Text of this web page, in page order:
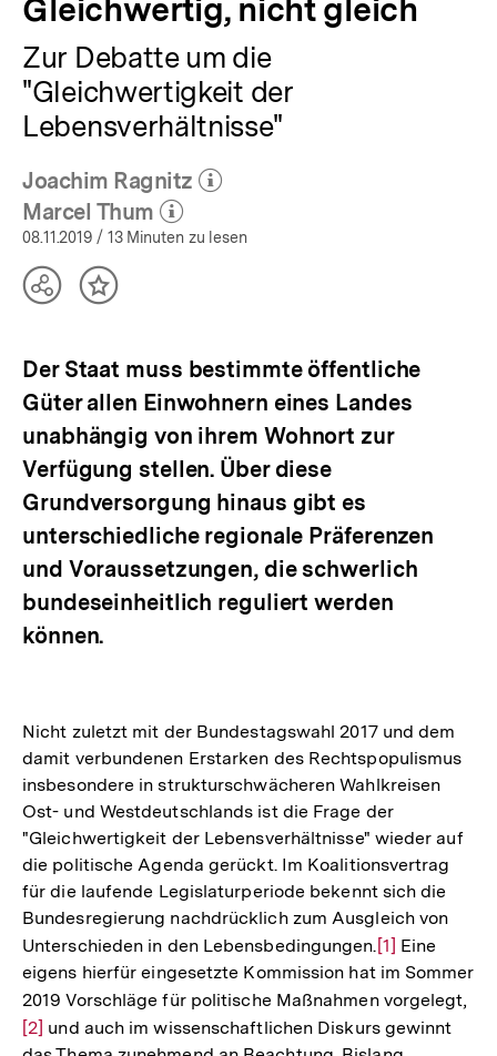
Gleichwertig, nicht gleich
Zur Debatte um die
"Gleichwertigkeit der
Lebensverhältnisse"
Joachim Ragnitz
(Mehr zum Autor)
Marcel Thum
(Mehr zum Autor)
öffnen
08.11.2019 / 13 Minuten zu lesen
TeilenInhalt
Der Staat muss bestimmte öffentliche
Güter allen Einwohnern eines Landes
unabhängig von ihrem Wohnort zur
Verfügung stellen. Über diese
Grundversorgung hinaus gibt es
unterschiedliche regionale Präferenzen
und Voraussetzungen, die schwerlich
bundeseinheitlich reguliert werden
können.
Nicht zuletzt mit der Bundestagswahl 2017 und dem
damit verbundenen Erstarken des Rechtspopulismus
insbesondere in strukturschwächeren Wahlkreisen
Ost- und Westdeutschlands ist die Frage der
"Gleichwertigkeit der Lebensverhältnisse" wieder auf
die politische Agenda gerückt. Im Koalitionsvertrag
für die laufende Legislaturperiode bekennt sich die
Bundesregierung nachdrücklich zum Ausgleich von
Unterschieden in den Lebensbedingungen. Zur
Auflösung
der
Fußnote
[1] Eine
eigens hierfür eingesetzte Kommission hat im Sommer
2019 Vorschläge für politische Maßnahmen vorgelegt,
[2] und auch im wissenschaftlichen Diskurs gewinnt